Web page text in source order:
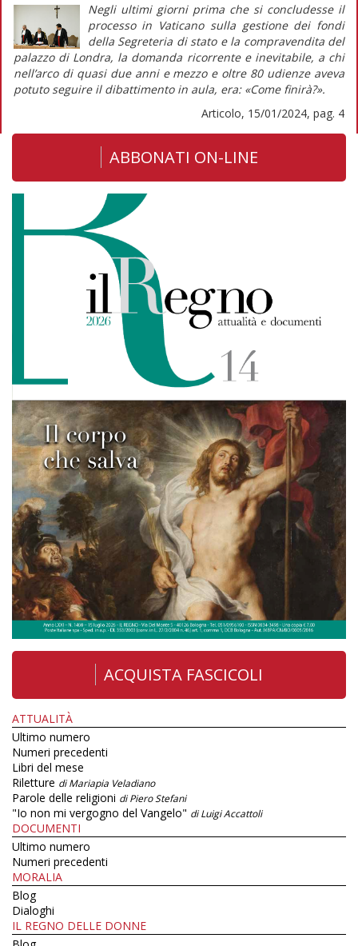
Negli ultimi giorni prima che si concludesse il
processo in Vaticano sulla gestione dei fondi
della Segreteria di stato e la compravendita del
palazzo di Londra, la domanda ricorrente e inevitabile, a chi
nell’arco di quasi due anni e mezzo e oltre 80 udienze aveva
potuto seguire il dibattimento in aula, era: «Come finirà?».
Articolo, 15/01/2024, pag. 4
ABBONATI ON-LINE
ACQUISTA FASCICOLI
ATTUALITÀ
Ultimo numero
Numeri precedenti
Libri del mese
Riletture di Mariapia Veladiano
Parole delle religioni di Piero Stefani
"Io non mi vergogno del Vangelo" di Luigi Accattoli
DOCUMENTI
Ultimo numero
Numeri precedenti
MORALIA
Blog
Dialoghi
IL REGNO DELLE DONNE